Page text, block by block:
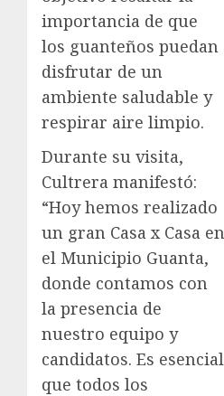
importancia de que
los guanteños puedan
disfrutar de un
ambiente saludable y
respirar aire limpio.
Durante su visita,
Cultrera manifestó:
“Hoy hemos realizado
un gran Casa x Casa en
el Municipio Guanta,
donde contamos con
la presencia de
nuestro equipo y
candidatos. Es esencial
que todos los